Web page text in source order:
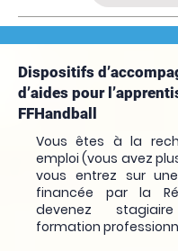
Dispositifs
d’aides pour
FFHandball
Vousêtes à la
emploi (vous avez
vous entrez sur
financée par la Ré
devenez
formation